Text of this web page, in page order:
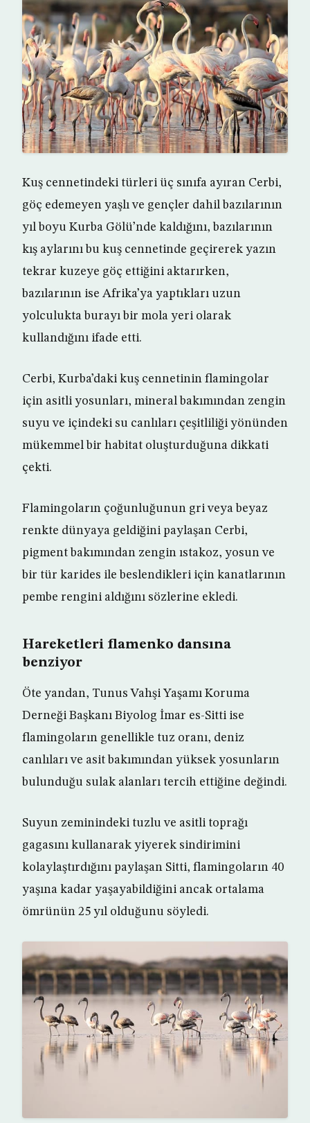
Kuş cennetindeki türleri üç sınıfa ayıran Cerbi,
göç edemeyen yaşlı ve gençler dahil bazılarının
yıl boyu Kurba Gölü’nde kaldığını, bazılarının
kış aylarını bu kuş cennetinde geçirerek yazın
tekrar kuzeye göç ettiğini aktarırken,
bazılarının ise Afrika’ya yaptıkları uzun
yolculukta burayı bir mola yeri olarak
kullandığını ifade etti.
Cerbi, Kurba’daki kuş cennetinin flamingolar
için asitli yosunları, mineral bakımından zengin
suyu ve içindeki su canlıları çeşitliliği yönünden
mükemmel bir habitat oluşturduğuna dikkati
çekti.
Flamingoların çoğunluğunun gri veya beyaz
renkte dünyaya geldiğini paylaşan Cerbi,
pigment bakımından zengin ıstakoz, yosun ve
bir tür karides ile beslendikleri için kanatlarının
pembe rengini aldığını sözlerine ekledi.
Hareketleri flamenko dansına
benziyor
Öte yandan, Tunus Vahşi Yaşamı Koruma
Derneği Başkanı Biyolog İmar es-Sitti ise
flamingoların genellikle tuz oranı, deniz
canlıları ve asit bakımından yüksek yosunların
bulunduğu sulak alanları tercih ettiğine değindi.
Suyun zeminindeki tuzlu ve asitli toprağı
gagasını kullanarak yiyerek sindirimini
kolaylaştırdığını paylaşan Sitti, flamingoların 40
yaşına kadar yaşayabildiğini ancak ortalama
ömrünün 25 yıl olduğunu söyledi.